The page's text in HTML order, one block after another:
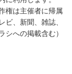
権は主催者に帰属
ビ、新聞、雑誌、
シへの掲載含む）